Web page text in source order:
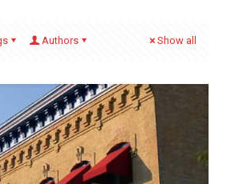
Authors Show all